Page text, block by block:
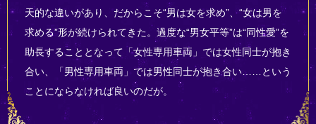
天的な違いがあり、だからこそ“男は女を求め”、“女は男を
求める”形が続けられてきた。過度な“男女平等”は“同性愛”を
助長することとなって「女性専用車両」では女性同士が抱き
合い、「男性専用車両」では男性同士が抱き合い……という
ことにならなければ良いのだが。